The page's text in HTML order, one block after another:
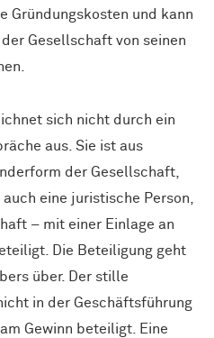
Gründungskosten und kann
Gesellschaft von seinen
sich nicht durch ein
aus. Sie ist aus
der Gesellschaft,
eine juristische Person,
– mit einer Einlage an
Die Beteiligung geht
über. Der stille
in der Geschäftsführung
Gewinn beteiligt. Eine